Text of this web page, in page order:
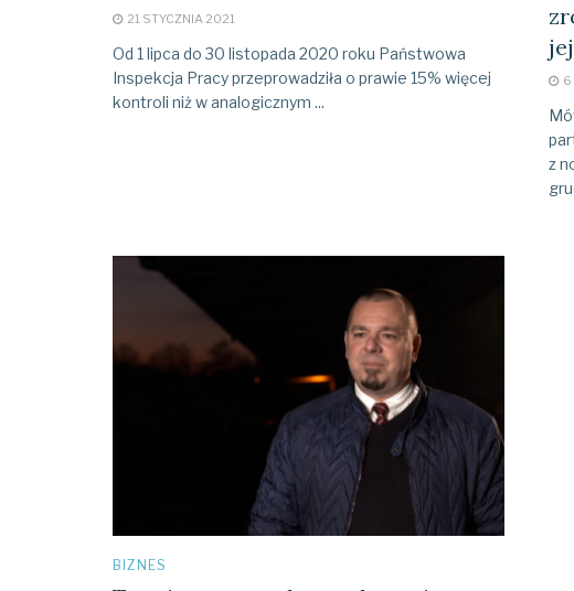
21 STYCZNIA 2021
Od 1 lipca do 30 listopada 2020 roku Państwowa
Inspekcja Pracy przeprowadziła o prawie 15% więcej
kontroli niż w analogicznym ...
6
z
BIZNES